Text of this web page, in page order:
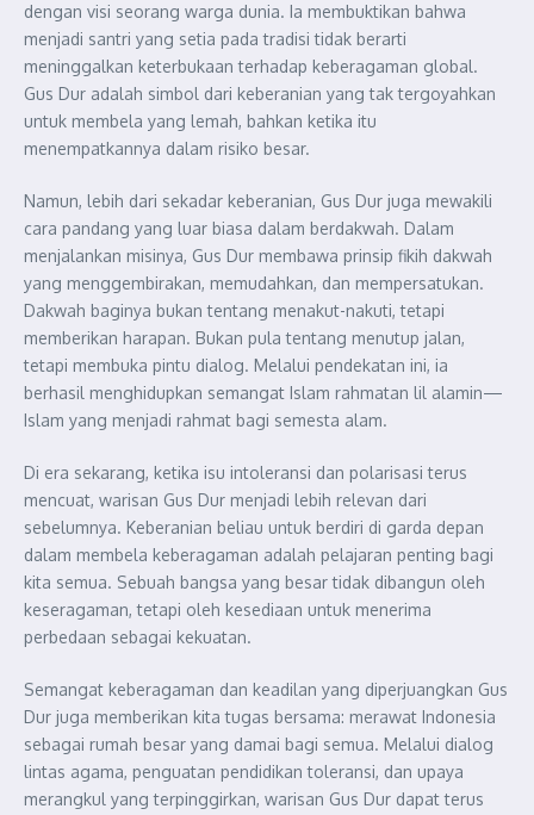
dengan visi seorang warga dunia. Ia membuktikan bahwa
menjadi santri yang setia pada tradisi tidak berarti
meninggalkan keterbukaan terhadap keberagaman global.
Gus Dur adalah simbol dari keberanian yang tak tergoyahkan
untuk membela yang lemah, bahkan ketika itu
menempatkannya dalam risiko besar.
Namun, lebih dari sekadar keberanian, Gus Dur juga mewakili
cara pandang yang luar biasa dalam berdakwah. Dalam
menjalankan misinya, Gus Dur membawa prinsip fikih dakwah
yang menggembirakan, memudahkan, dan mempersatukan.
Dakwah baginya bukan tentang menakut-nakuti, tetapi
memberikan harapan. Bukan pula tentang menutup jalan,
tetapi membuka pintu dialog. Melalui pendekatan ini, ia
berhasil menghidupkan semangat Islam rahmatan lil alamin—
Islam yang menjadi rahmat bagi semesta alam.
Di era sekarang, ketika isu intoleransi dan polarisasi terus
mencuat, warisan Gus Dur menjadi lebih relevan dari
sebelumnya. Keberanian beliau untuk berdiri di garda depan
dalam membela keberagaman adalah pelajaran penting bagi
kita semua. Sebuah bangsa yang besar tidak dibangun oleh
keseragaman, tetapi oleh kesediaan untuk menerima
perbedaan sebagai kekuatan.
Semangat keberagaman dan keadilan yang diperjuangkan Gus
Dur juga memberikan kita tugas bersama: merawat Indonesia
sebagai rumah besar yang damai bagi semua. Melalui dialog
lintas agama, penguatan pendidikan toleransi, dan upaya
merangkul yang terpinggirkan, warisan Gus Dur dapat terus